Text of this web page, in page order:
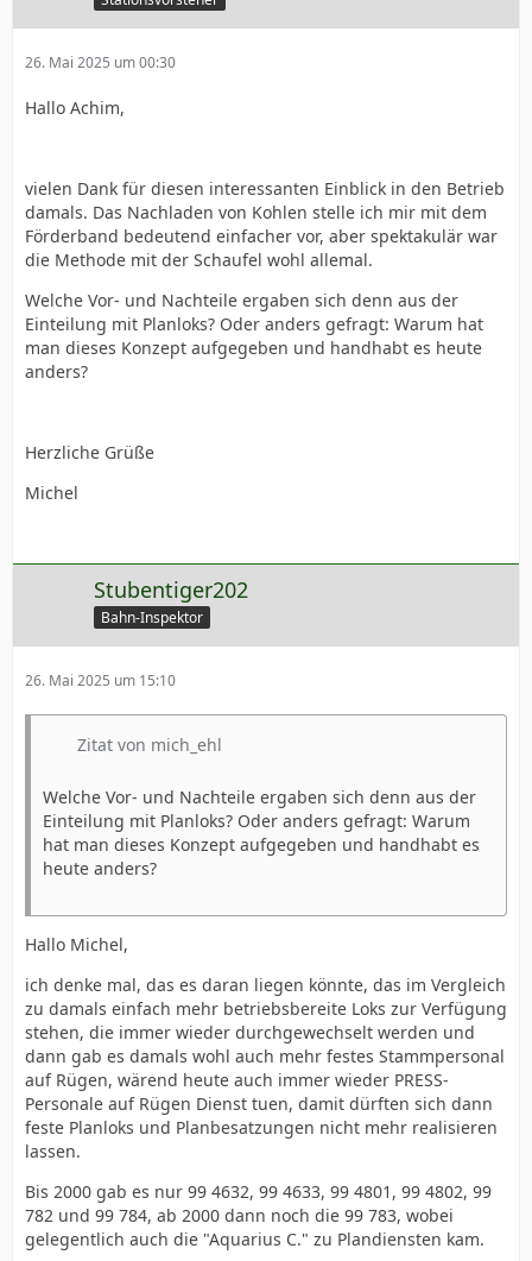
26. Mai 2025 um 00:30
Hallo Achim,
vielen Dank für diesen interessanten Einblick in den Betrieb
damals. Das Nachladen von Kohlen stelle ich mir mit dem
Förderband bedeutend einfacher vor, aber spektakulär war
die Methode mit der Schaufel wohl allemal.
Welche Vor- und Nachteile ergaben sich denn aus der
Einteilung mit Planloks? Oder anders gefragt: Warum hat
man dieses Konzept aufgegeben und handhabt es heute
anders?
Herzliche Grüße
Michel
Stubentiger202
Bahn-Inspektor
26. Mai 2025 um 15:10
Zitat von mich_ehl
Welche Vor- und Nachteile ergaben sich denn aus der
Einteilung mit Planloks? Oder anders gefragt: Warum
hat man dieses Konzept aufgegeben und handhabt es
heute anders?
Hallo Michel,
ich denke mal, das es daran liegen könnte, das im Vergleich
zu damals einfach mehr betriebsbereite Loks zur Verfügung
stehen, die immer wieder durchgewechselt werden und
dann gab es damals wohl auch mehr festes Stammpersonal
auf Rügen, wärend heute auch immer wieder PRESS-
Personale auf Rügen Dienst tuen, damit dürften sich dann
feste Planloks und Planbesatzungen nicht mehr realisieren
lassen.
Bis 2000 gab es nur 99 4632, 99 4633, 99 4801, 99 4802, 99
782 und 99 784, ab 2000 dann noch die 99 783, wobei
gelegentlich auch die "Aquarius C." zu Plandiensten kam.